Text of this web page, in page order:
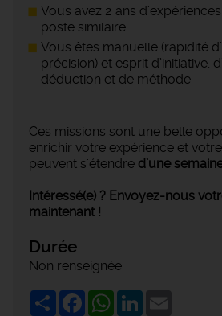
Vous avez 2 ans
poste similaire.
Vous êtes manuelle (rapidité
précision) et esprit d’initiative,
déduction et de méthode.
Ces missions sont une belle
enrichir votre expérience et
peuvent s'étendre d’une
Intéressé(e) ? Envoyez-nous
maintenant !
Durée
Non renseignée
ShareFacebookWhatsApp
LinkedIn